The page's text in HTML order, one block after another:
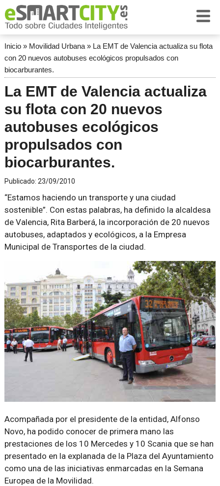
Inicio» Movilidad Urbana» La EMT de Valencia actualiza su flota
con 20 nuevos autobuses ecológicos propulsados con
biocarburantes.
La EMT de Valencia actualiza
su flota con 20 nuevos
autobuses ecológicos
propulsados con
biocarburantes.
Publicado: 23/09/2010
“Estamos haciendo un transporte y una ciudad
sostenible”. Con estas palabras, ha definido la alcaldesa
de Valencia, Rita Barberá, la incorporación de 20 nuevos
autobuses, adaptados y ecológicos, a la Empresa
Municipal de Transportes de la ciudad.
Acompañada por el presidente de la entidad, Alfonso
Novo, ha podido conocer de primera mano las
prestaciones de los 10 Mercedes y 10 Scania que se han
presentado en la explanada de la Plaza del Ayuntamiento
como una de las iniciativas enmarcadas en la Semana
Europea de la Movilidad.